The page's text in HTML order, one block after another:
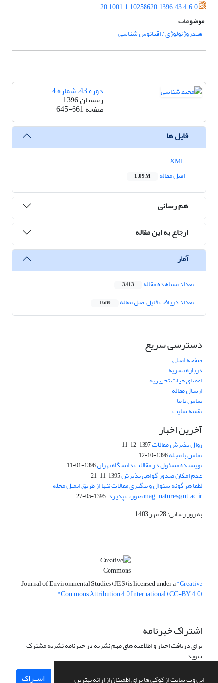
این وب سایت از کوکی ها برای اطمینان از ارائه بهترین
20.1001.1.10258620.1396.43.4.6.0
موضوعات
هیدروژئولوژی / اقیانوس شناسی
دوره 43، شماره 4
زمستان 1396
صفحه645-661
فایل ها
اصل مقاله
1.09 M
هم رسانی
ارجاع به این مقاله
آمار
تعداد مشاهده مقاله 3,413
تعداد دریافت فایل اصل مقاله 1,680
دسترسی سریع
صفحه اصلی
درباره نشریه
اعضای هیات تحریریه
ارسال مقاله
تماس با ما
نقشه سایت
آخرین اخبار
روال پذیرش مقالات1397-12-11
تماس با مجله1396-10-12
نویسنده مسئول در مقالات دانشگاه تهران1396-01-11
عدم امکان صدور گواهی پذیرش1395-11-21
لطفا هر گونه سئوال و پیگیری مقالات تنها از طریق ایمیل مجله
mag_natures@ut.ac.ir صورت پذیرد. 1395-05-27
به روز رسانی: 28 مهر 1403
Journal of Environmental Studies (JES) is licensed under a"Creative
Commons Attribution 4.0 International (CC-BY 4.0)"
اشتراک خبرنامه
برای دریافت اخبار و اطلاعیه های مهم نشریه در خبرنامه نشریه مشترک
شوید.
اشتراک